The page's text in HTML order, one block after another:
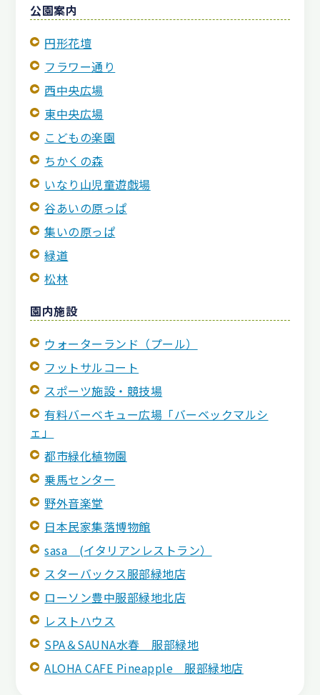
公園案内
円形花壇
フラワー通り
西中央広場
東中央広場
こどもの楽園
ちかくの森
いなり山児童遊戯場
谷あいの原っぱ
集いの原っぱ
緑道
松林
園内施設
ウォーターランド（プール）
フットサルコート
スポーツ施設・競技場
有料バーベキュー広場「バーベックマルシ
ェ」
都市緑化植物園
乗馬センター
野外音楽堂
日本民家集落博物館
sasa (イタリアンレストラン）
スターバックス服部緑地店
ローソン豊中服部緑地北店
レストハウス
SPA＆SAUNA水春 服部緑地
ALOHA CAFE Pineapple 服部緑地店